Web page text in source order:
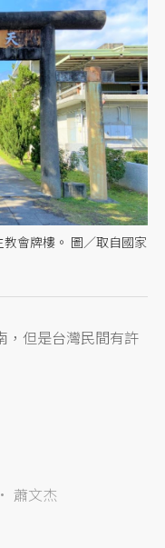
會牌樓。 圖／取自國家
，但是台灣民間有許
蕭文杰